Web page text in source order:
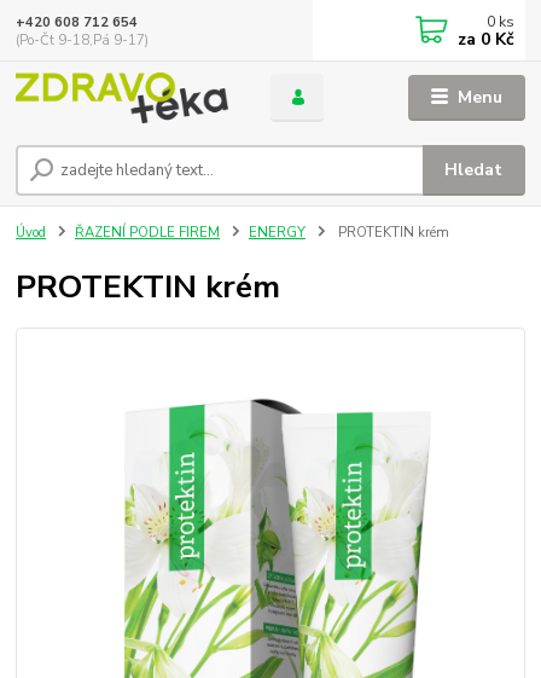
Menu
Hledat
+420 608 712 654
(Po-Čt 9-18,Pá 9-17)
0 ks
za 0 Kč
Úvod ŘAZENÍ PODLE FIREM ENERGY PROTEKTIN krém
PROTEKTIN krém